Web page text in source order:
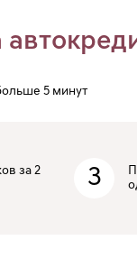
5 минут
за 2
3